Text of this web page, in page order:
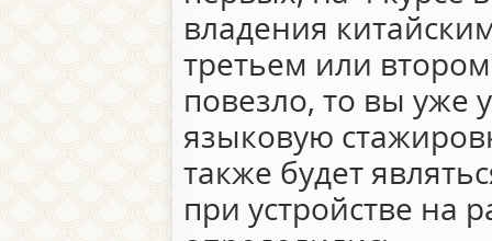
владения
третьем или
повезло, то вы уже
языковую
также будет
при устройстве на